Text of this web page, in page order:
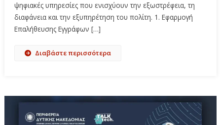
ψηφιακές υπηρεσίες που ενισχύουν την εξωστρέφεια, τη
διαφάνεια και την εξυπηρέτηση του πολίτη. 1. Εφαρμογή
Επαλήθευσης Εγγράφων […]
Διαβάστε περισσότερα